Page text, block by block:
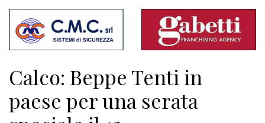
Contenuti
del
sito
Associazioni
Meteo
Calco: Beppe Tenti in
paese per una serata